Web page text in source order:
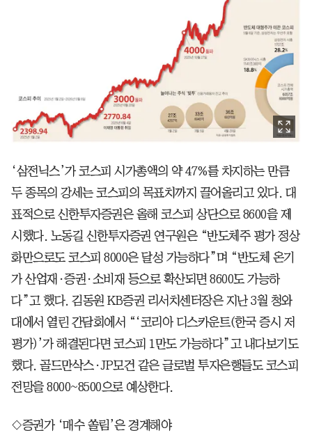
‘삼전닉스’가 코스피 시가총액의 약 47%를 차지하는 만큼
두 종목의 강세는 코스피의 목표치까지 끌어올리고 있다. 대
표적으로 신한투자증권은 올해 코스피 상단으로 8600을 제
시했다. 노동길 신한투자증권 연구원은 “반도체주 평가 정상
화만으로도 코스피 8000은 달성 가능하다”며 “반도체 온기
가 산업재·증권·소비재 등으로 확산되면 8600도 가능하
다”고 했다. 김동원 KB증권 리서치센터장은 지난 3월 청와
대에서 열린 간담회에서 “‘코리아 디스카운트(한국 증시 저
평가)’가 해결된다면 코스피 1만도 가능하다”고 내다보기도
했다. 골드만삭스·JP모건 같은 글로벌 투자은행들도 코스피
전망을 8000~8500으로 예상한다.
◇증권가 ‘매수 쏠림’은 경계해야